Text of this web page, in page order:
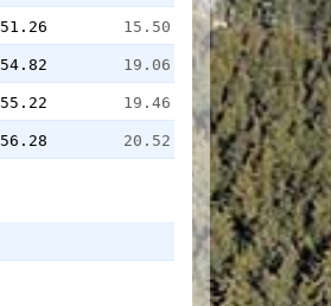
51.26 15.50
54.82 19.06
55.22 19.46
56.28 20.52